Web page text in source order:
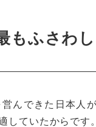
もふさわ
んできた日本人
していたからです